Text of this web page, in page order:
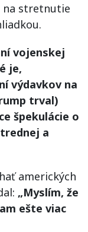
na stretnutie
vojenskej
je,
výdavkov na
trval)
špekulácie o
a
amerických
„Myslím, že
ešte viac